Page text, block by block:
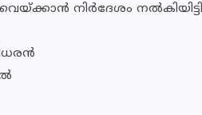
നിര്‍ദേശം